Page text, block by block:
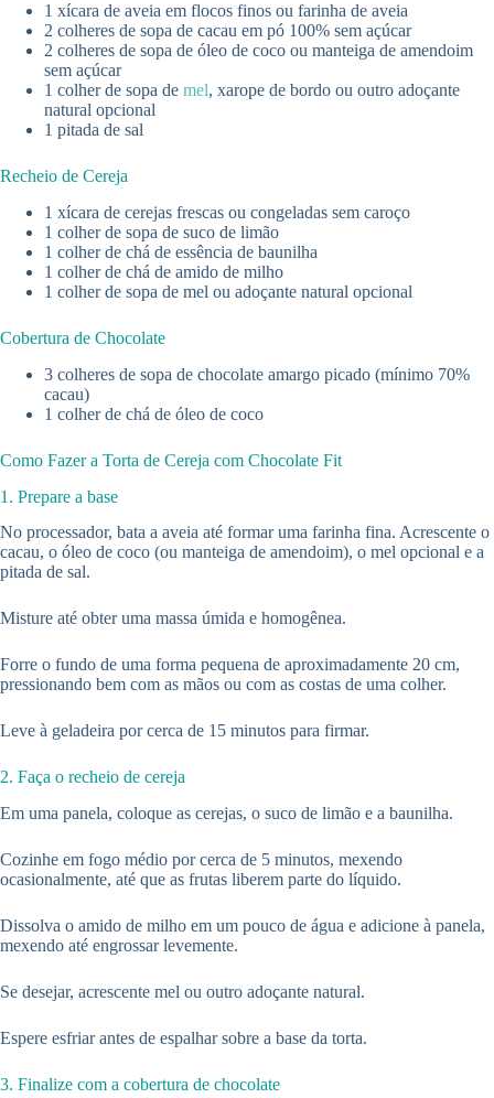
1 xícara de aveia em flocos finos ou farinha de aveia
2 colheres de sopa de cacau em pó 100% sem açúcar
2 colheres de sopa de óleo de coco ou manteiga de amendoim
sem açúcar
1 colher de sopa de mel, xarope de bordo ou outro adoçante
natural opcional
1 pitada de sal
Recheio de Cereja
1 xícara de cerejas frescas ou congeladas sem caroço
1 colher de sopa de suco de limão
1 colher de chá de essência de baunilha
1 colher de chá de amido de milho
1 colher de sopa de mel ou adoçante natural opcional
Cobertura de Chocolate
3 colheres de sopa de chocolate amargo picado (mínimo 70%
cacau)
1 colher de chá de óleo de coco
Como Fazer a Torta de Cereja com Chocolate Fit
1. Prepare a base
No processador, bata a aveia até formar uma farinha fina. Acrescente o
cacau, o óleo de coco (ou manteiga de amendoim), o mel opcional e a
pitada de sal.
Misture até obter uma massa úmida e homogênea.
Forre o fundo de uma forma pequena de aproximadamente 20 cm,
pressionando bem com as mãos ou com as costas de uma colher.
Leve à geladeira por cerca de 15 minutos para firmar.
2. Faça o recheio de cereja
Em uma panela, coloque as cerejas, o suco de limão e a baunilha.
Cozinhe em fogo médio por cerca de 5 minutos, mexendo
ocasionalmente, até que as frutas liberem parte do líquido.
Dissolva o amido de milho em um pouco de água e adicione à panela,
mexendo até engrossar levemente.
Se desejar, acrescente mel ou outro adoçante natural.
Espere esfriar antes de espalhar sobre a base da torta.
3. Finalize com a cobertura de chocolate